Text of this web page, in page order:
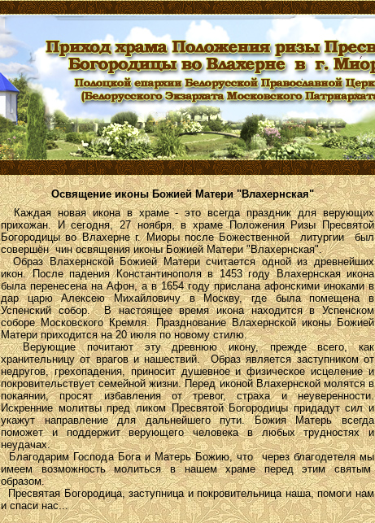
Каждая новая икона в храме - это всегда праздник для верующих
прихожан. И сегодня, 27 ноября, в храме Положения Ризы Пресвятой
Богородицы во Влахерне г. Миоры после Божественной литургии был
совершён чин освящения иконы Божией Матери "Влахернская".
Образ Влахернской Божией Матери считается одной из древнейших
икон. После падения Константинополя в 1453 году Влахернская икона
была перенесена на Афон, а в 1654 году прислана афонскими иноками в
дар царю Алексею Михайловичу в Москву, где была помещена в
Успенский собор. В настоящее время икона находится в Успенском
соборе Московского Кремля. Празднование Влахернской иконы Божией
Матери приходится на 20 июля по новому стилю.
Верующие почитают эту древнюю икону, прежде всего, как
хранительницу от врагов и нашествий. Образ является заступником от
недругов, грехопадения, приносит душевное и физическое исцеление и
покровительствует семейной жизни. Перед иконой Влахернской молятся в
покаянии, просят избавления от тревог, страха и неуверенности.
Искренние молитвы пред ликом Пресвятой Богородицы придадут сил и
укажут направление для дальнейшего пути. Божия Матерь всегда
поможет и поддержит верующего человека в любых трудностях и
неудачах.
Благодарим Господа Бога и Матерь Божию, что через благодетеля мы
имеем возможность молиться в нашем храме перед этим святым
образом.
Пресвятая Богородица, заступница и покровительница наша, помоги нам
и спаси нас...
Освящение иконы Божией Матери "Влахернская"